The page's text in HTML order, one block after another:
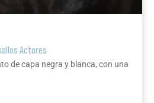
Actores
de capa negra y blanca, con una